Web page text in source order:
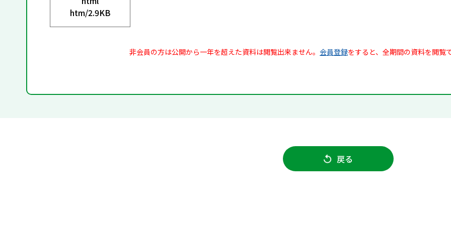
htm/2.9KB
非会員の方は公開から一年を超えた資料は閲覧出来ません。 会員登録をすると、全期間の資料を閲覧
戻る